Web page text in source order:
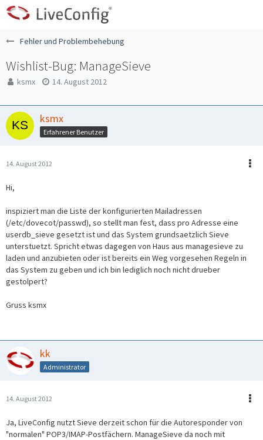
Fehler und Problembehebung
Wishlist-Bug: ManageSieve
ksmx 14. August 2012
ksmx
Erfahrener Benutzer
14. August 2012
Hi,
inspiziert man die Liste der konfigurierten Mailadressen
(/etc/dovecot/passwd), so stellt man fest, dass pro Adresse eine
userdb_sieve gesetzt ist und das System grundsaetzlich Sieve
unterstuetzt. Spricht etwas dagegen von Haus aus managesieve zu
laden und anzubieten oder ist bereits ein Weg vorgesehen Regeln in
das System zu geben und ich bin lediglich noch nicht drueber
gestolpert?
Gruss ksmx
kk
Administrator
14. August 2012
Ja, LiveConfig nutzt Sieve derzeit schon für die Autoresponder von
"normalen" POP3/IMAP-Postfächern. ManageSieve da noch mit